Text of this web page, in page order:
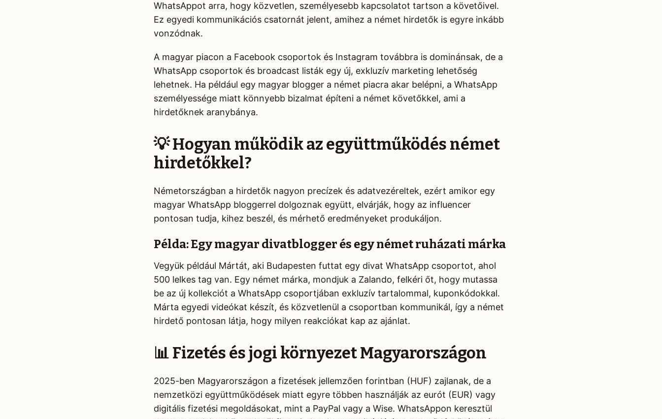
WhatsAppot arra, hogy közvetlen, személyesebb kapcsolatot tartson a követőivel.
Ez egyedi kommunikációs csatornát jelent, amihez a német hirdetők is egyre inkább
vonzódnak.
A magyar piacon a Facebook csoportok és Instagram továbbra is dominánsak, de a
WhatsApp csoportok és broadcast listák egy új, exkluzív marketing lehetőség
lehetnek. Ha például egy magyar blogger a német piacra akar belépni, a WhatsApp
személyessége miatt könnyebb bizalmat építeni a német követőkkel, ami a
hirdetőknek aranybánya.
💡 Hogyan működik az együttműködés német
hirdetőkkel?
Németországban a hirdetők nagyon precízek és adatvezéreltek, ezért amikor egy
magyar WhatsApp bloggerrel dolgoznak együtt, elvárják, hogy az influencer
pontosan tudja, kihez beszél, és mérhető eredményeket produkáljon.
Példa: Egy magyar divatblogger és egy német ruházati márka
Vegyük például Mártát, aki Budapesten futtat egy divat WhatsApp csoportot, ahol
500 lelkes tag van. Egy német márka, mondjuk a Zalando, felkéri őt, hogy mutassa
be az új kollekciót a WhatsApp csoportjában exkluzív tartalommal, kuponkódokkal.
Márta egyedi videókat készít, és közvetlenül a csoportban kommunikál, így a német
hirdető pontosan látja, hogy milyen reakciókat kap az ajánlat.
📊 Fizetés és jogi környezet Magyarországon
2025-ben Magyarországon a fizetések jellemzően forintban (HUF) zajlanak, de a
nemzetközi együttműködések miatt egyre többen használják az eurót (EUR) vagy
digitális fizetési megoldásokat, mint a PayPal vagy a Wise. WhatsAppon keresztül